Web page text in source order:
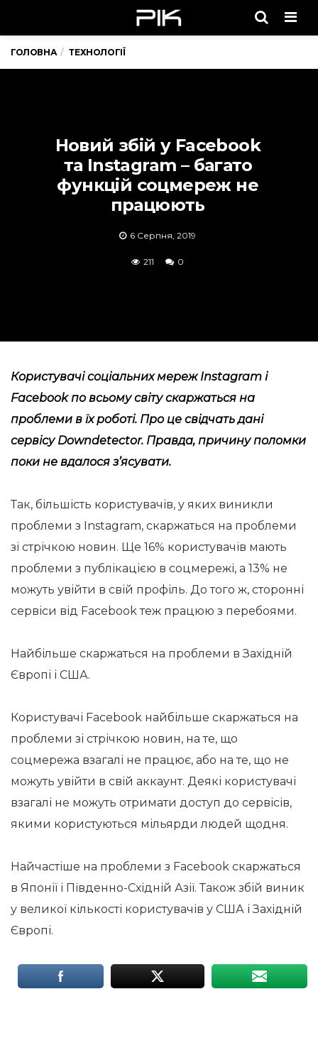
ГОЛОВНА ТЕХНОЛОГІЇ
Новий збій у Facebook
та Instagram – багато
функцій соцмереж не
працюють
6 Серпня, 2019
211 0
Користувачі соціальних мереж Instagram і
Facebook по всьому світу скаржаться на
проблеми в їх роботі. Про це свідчать дані
сервісу Downdetector. Правда, причину поломки
поки не вдалося з’ясувати.
Так, більшість користувачів, у яких виникли
проблеми з Instagram, скаржаться на проблеми
зі стрічкою новин. Ще 16% користувачів мають
проблеми з публікацією в соцмережі, а 13% не
можуть увійти в свій профіль. До того ж, сторонні
сервіси від Facebook теж працюю з перебоями.
Найбільше скаржаться на проблеми в Західній
Європі і США.
Користувачі Facebook найбільше скаржаться на
проблеми зі стрічкою новин, на те, що
соцмережа взагалі не працює, або на те, що не
можуть увійти в свій аккаунт. Деякі користувачі
взагалі не можуть отримати доступ до сервісів,
якими користуються мільярди людей щодня.
Найчастіше на проблеми з Facebook скаржаться
в Японії і Південно-Східній Азії. Також збій виник
у великої кількості користувачів у США і Західній
Європі.